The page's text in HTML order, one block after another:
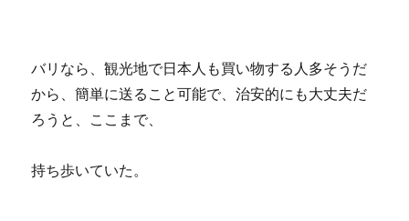
バリなら、観光地で日本人も買い物する人多そうだ
から、簡単に送ること可能で、治安的にも大丈夫だ
ろうと、ここまで、
持ち歩いていた。